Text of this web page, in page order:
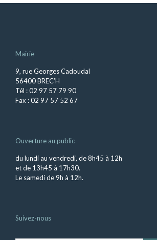
Mairie
9, rue Georges Cadoudal
56400 BREC’H
Tél : 02 97 57 79 90
Fax : 02 97 57 52 67
Ouverture au public
du lundi au vendredi, de 8h45 à 12h
et de 13h45 à 17h30.
Le samedi de 9h à 12h.
Suivez-nous